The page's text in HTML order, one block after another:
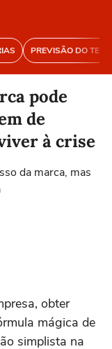
PREVISÃO DO
pode
de
à crise
da marca, mas
obter
mágica de
simplista na